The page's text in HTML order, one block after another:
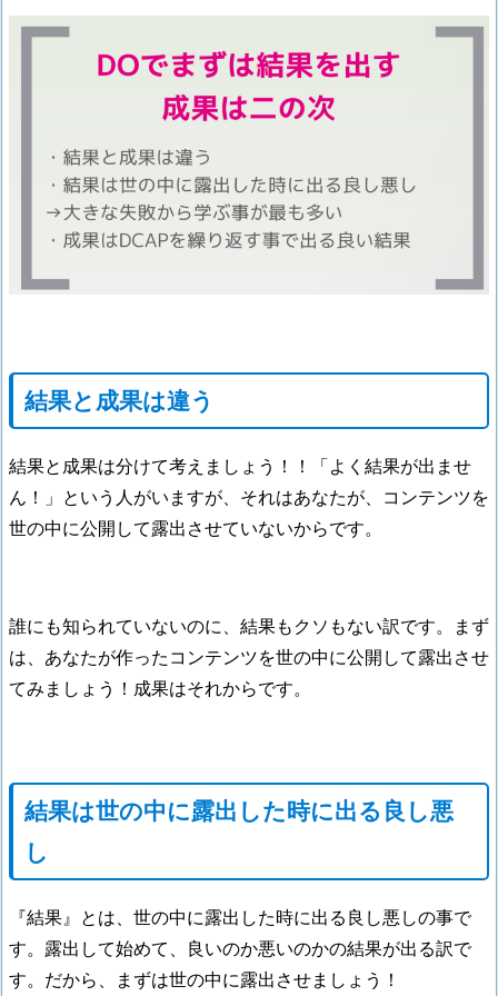
結果と成果は違う
結果と成果は分けて考えましょう！！「よく結果が出ませ
ん！」という人がいますが、それはあなたが、コンテンツを
世の中に公開して露出させていないからです。
誰にも知られていないのに、結果もクソもない訳です。まず
は、あなたが作ったコンテンツを世の中に公開して露出させ
てみましょう！成果はそれからです。
結果は世の中に露出した時に出る良し悪
し
『結果』とは、世の中に露出した時に出る良し悪しの事で
す。露出して始めて、良いのか悪いのかの結果が出る訳で
す。だから、まずは世の中に露出させましょう！